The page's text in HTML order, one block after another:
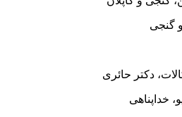
گنجی
دکتر حائری
خداپناهی